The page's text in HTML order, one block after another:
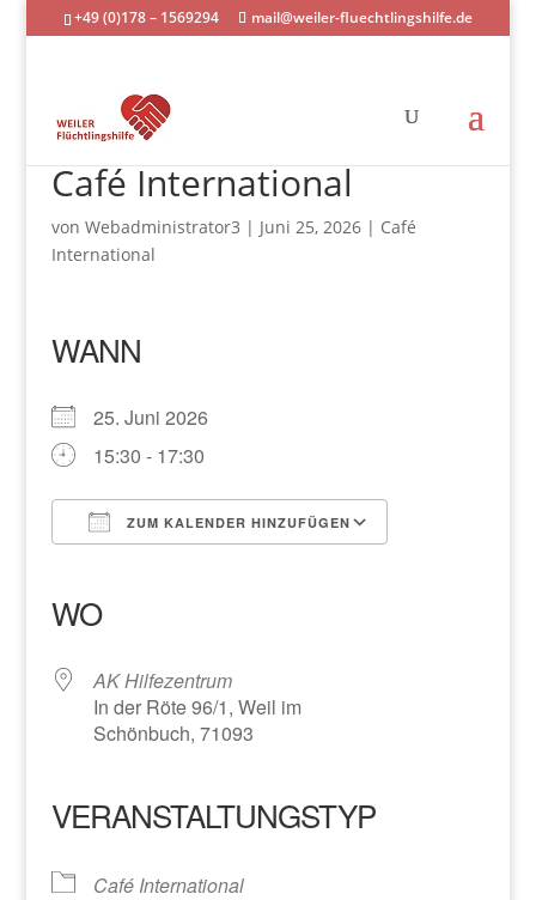
+49 (0)178 – 1569294 mail@weiler-fluechtlingshilfe.de
Café International
von Webadministrator3 | Juni 25, 2026| Café
International
WANN
25. Juni 2026
15:30 - 17:30
ZUM KALENDER HINZUFÜGEN
WO
AK Hilfezentrum
In der Röte 96/1, Weil im
Schönbuch, 71093
VERANSTALTUNGSTYP
Café International